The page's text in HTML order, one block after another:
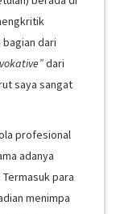
bagian dari
dari
saya sangat
profesional
adanya
para
menimpa